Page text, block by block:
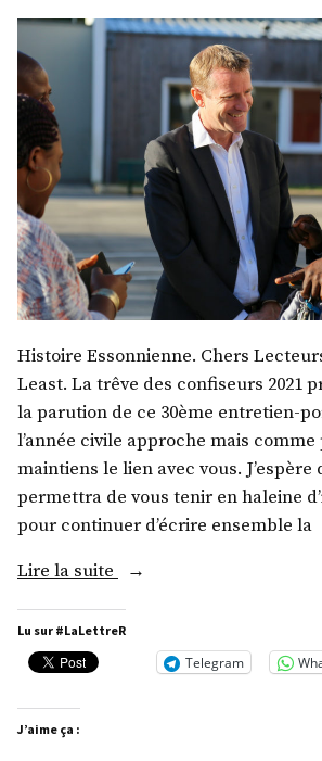
Histoire Essonnienne. Chers
Least. La trêve des confiseurs 2021
la parution de ce 30ème entretien-
l’année civile approche mais comme
maintiens le lien avec vous. J’espère
permettra de vous tenir en haleine
pour continuer d’écrire ensemble la
Lire la suite
« M.
Philippe
Dugoin-
Lu sur #LaLettreR
Telegram
J’aime ça :